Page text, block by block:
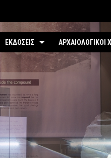
Θεσπρωτίας
ΕΚΔΟΣΕΙΣ
-Εκθέσεις
-Αρχαιολογικοί Χώροι
Φυλλάδια
ΑΡΧΑΙΟΛΟΓΙΚΟΙ
Οργανωμένοι
Αρχαιολογικός
Αρχαιολογικός